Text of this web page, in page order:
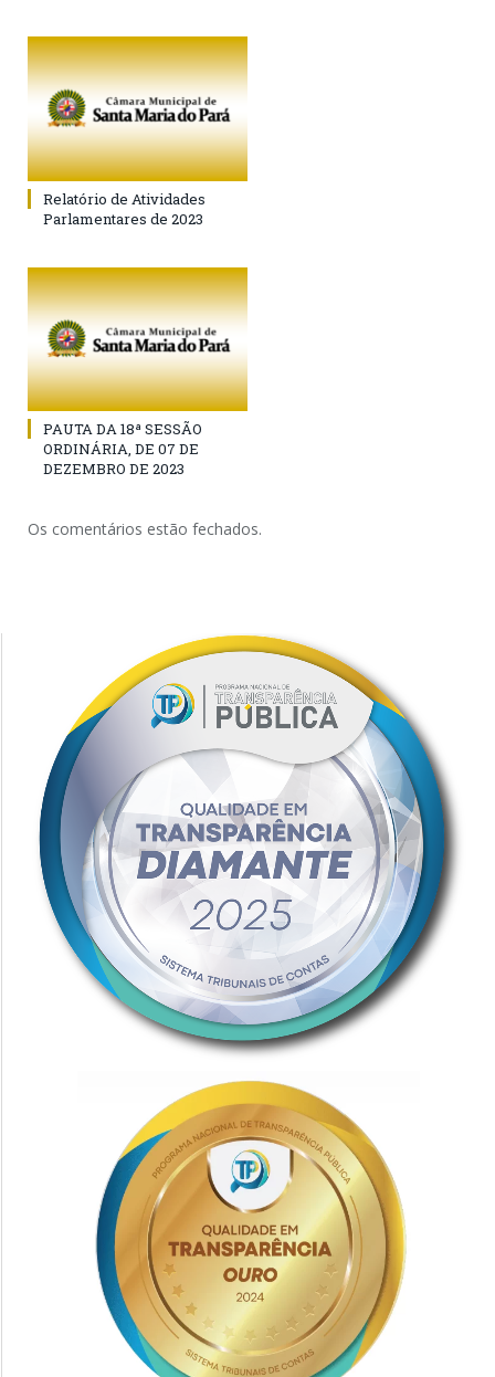
Relatório de Atividades
Parlamentares de 2023
PAUTA DA 18ª SESSÃO
ORDINÁRIA, DE 07 DE
DEZEMBRO DE 2023
Os comentários estão fechados.